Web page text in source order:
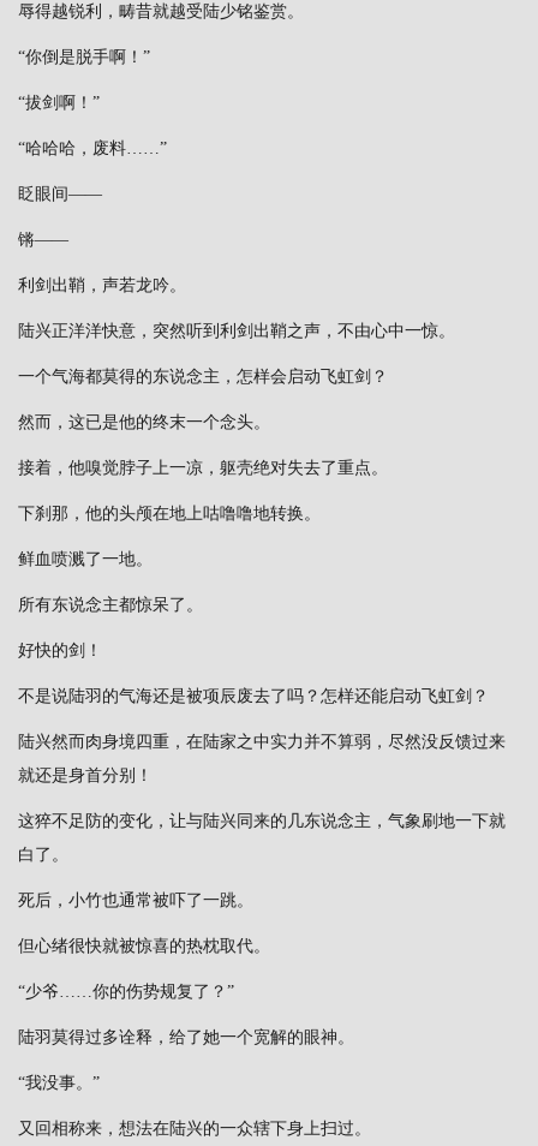
辱得越锐利，畴昔就越受陆少铭鉴赏。
“你倒是脱手啊！”
“拔剑啊！”
“哈哈哈，废料……”
眨眼间——
锵——
利剑出鞘，声若龙吟。
陆兴正洋洋快意，突然听到利剑出鞘之声，不由心中一惊。
一个气海都莫得的东说念主，怎样会启动飞虹剑？
然而，这已是他的终末一个念头。
接着，他嗅觉脖子上一凉，躯壳绝对失去了重点。
下刹那，他的头颅在地上咕噜噜地转换。
鲜血喷溅了一地。
所有东说念主都惊呆了。
好快的剑！
不是说陆羽的气海还是被项辰废去了吗？怎样还能启动飞虹剑？
陆兴然而肉身境四重，在陆家之中实力并不算弱，尽然没反馈过来
就还是身首分别！
这猝不足防的变化，让与陆兴同来的几东说念主，气象刷地一下就
白了。
死后，小竹也通常被吓了一跳。
但心绪很快就被惊喜的热枕取代。
“少爷……你的伤势规复了？”
陆羽莫得过多诠释，给了她一个宽解的眼神。
“我没事。”
又回相称来，想法在陆兴的一众辖下身上扫过。